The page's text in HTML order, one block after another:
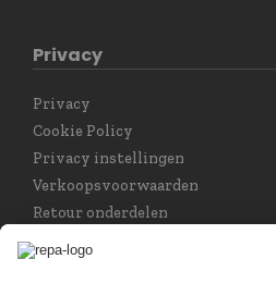
Privacy
Privacy
Cookie Policy
Privacy instellingen
Verkoopsvoorwaarden
Retour onderdelen